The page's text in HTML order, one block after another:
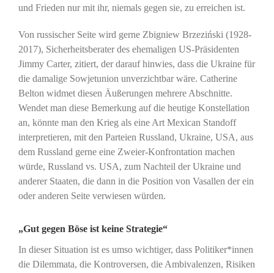
und Frieden nur mit ihr, niemals gegen sie, zu erreichen ist.
Von russischer Seite wird gerne Zbigniew Brzeziński (1928-
2017), Sicherheitsberater des ehemaligen US-Präsidenten
Jimmy Carter, zitiert, der darauf hinwies, dass die Ukraine für
die damalige Sowjetunion unverzichtbar wäre. Catherine
Belton widmet diesen Äußerungen mehrere Abschnitte.
Wendet man diese Bemerkung auf die heutige Konstellation
an, könnte man den Krieg als eine Art Mexican Standoff
interpretieren, mit den Parteien Russland, Ukraine, USA, aus
dem Russland gerne eine Zweier-Konfrontation machen
würde, Russland vs. USA, zum Nachteil der Ukraine und
anderer Staaten, die dann in die Position von Vasallen der ein
oder anderen Seite verwiesen würden.
„Gut gegen Böse ist keine Strategie“
In dieser Situation ist es umso wichtiger, dass Politiker*innen
die Dilemmata, die Kontroversen, die Ambivalenzen, Risiken